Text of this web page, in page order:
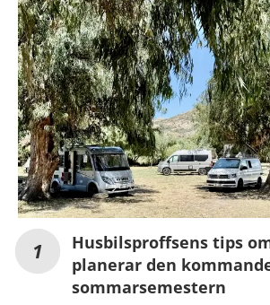
Husbilsproffsens tips
planerar den
sommarsemestern